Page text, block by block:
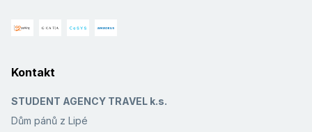
Kontakt
STUDENT AGENCY TRAVEL k.s.
Dům pánů z Lipé